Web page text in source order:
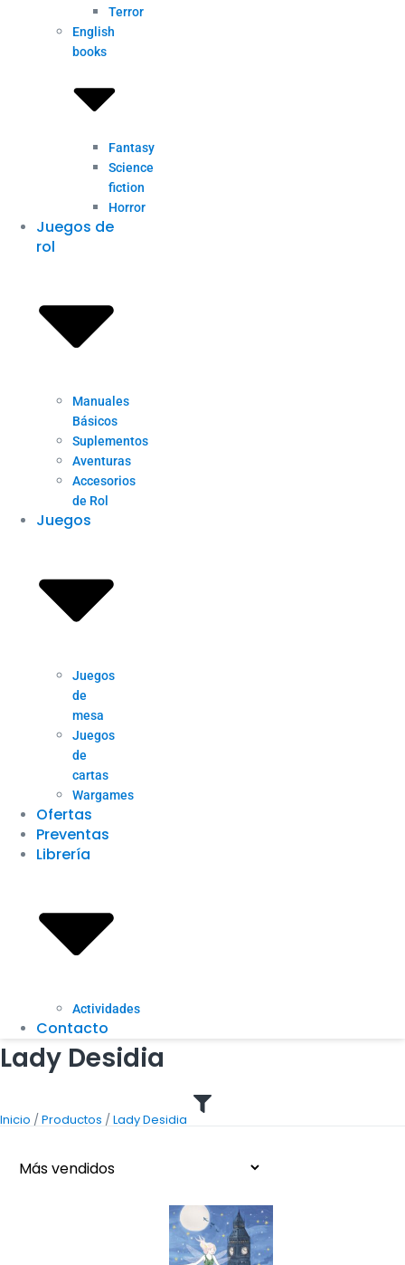
Terror
English
books
Fantasy
Science
fiction
Horror
Juegos de
rol
Manuales
Básicos
Suplementos
Aventuras
Accesorios
de Rol
Juegos
Juegos
de
mesa
Juegos
de
cartas
Wargames
Ofertas
Preventas
Librería
Actividades
Contacto
Lady Desidia
Inicio /Productos /Lady Desidia